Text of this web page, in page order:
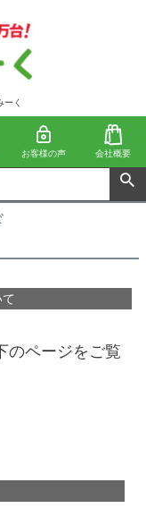
ーく
お客様の声 会社概要
のページをご覧